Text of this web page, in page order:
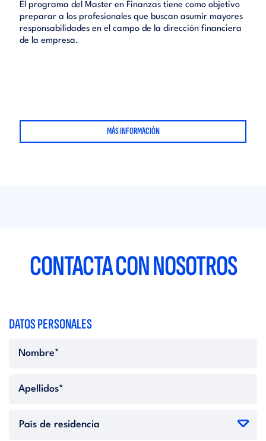
El programa del Master en Finanzas tiene como objetivo
preparar a los profesionales que buscan asumir mayores
responsabilidades en el campo de la dirección financiera
de la empresa.
MÁS INFORMACIÓN
CONTACTA CON NOSOTROS
DATOS PERSONALES